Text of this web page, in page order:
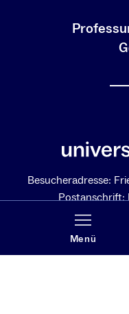
Menü
Besucheradresse:
Postanschrift: